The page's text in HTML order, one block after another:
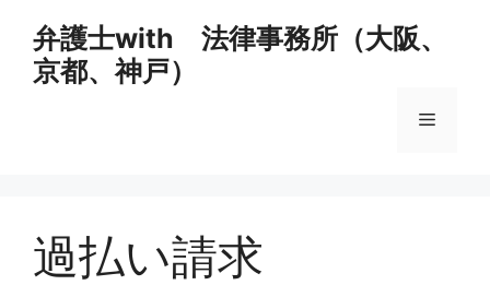
弁護士with 法律事務所（大阪、
京都、神戸）
メ
過払い請求